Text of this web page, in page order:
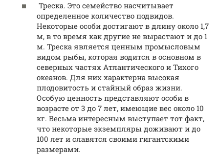
Треска. Это семейство насчитывает
определенное количество подвидов.
Некоторые особи достигают в длину около 1,7
м, в то время как другие не вырастают и до 1
м. Треска является ценным промысловым
видом рыбы, которая водится в основном в
северных частях Атлантического и Тихого
океанов. Для них характерна высокая
плодовитость и стайный образ жизни.
Особую ценность представляют особи в
возрасте от 3 до 7 лет, имеющие вес около 10
кг. Весьма интересным выступает тот факт,
что некоторые экземпляры доживают и до
100 лет и славятся своими гигантскими
размерами.